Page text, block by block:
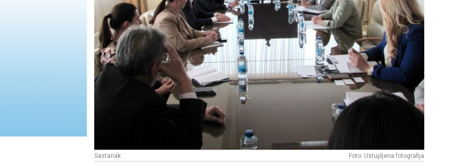
Sastanak Foto: Ustupljena fotografija